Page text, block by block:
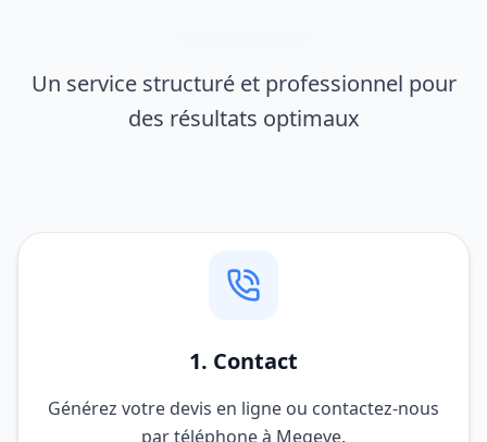
Un service structuré et professionnel pour
des résultats optimaux
1. Contact
Générez votre devis en ligne ou contactez-nous
par téléphone à Megeve.